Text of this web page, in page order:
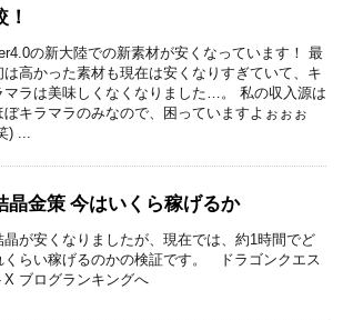
！
の新大陸での新素材が安くなっています！ 最
は高かった素材も現在は安くなりすぎていて、キ
マラは美味しくなくなりました…。 私の収入源は
ぼキラマラのみなので、困っていますよぉぉぉ
) ...
晶金策 今はいくら稼げるか
晶が安くなりましたが、現在では、約1時間でど
くらい稼げるのかの検証です。 ドラゴンクエス
X ブログランキングへ